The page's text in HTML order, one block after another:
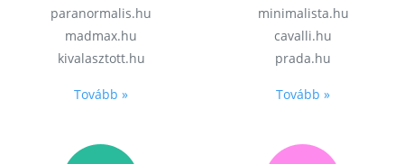
paranormalis.hu
madmax.hu
kivalasztott.hu
Tovább »
minimalista.hu
cavalli.hu
prada.hu
Tovább »